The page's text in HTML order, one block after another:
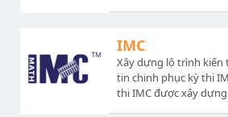
thống các đề thi thử và
chữa bộ đề ôn tập.
IMC
Xây dựng lộ trình
tin chinh phục kỳ thi
thi IMC được xây
chuyên đề nâng cao